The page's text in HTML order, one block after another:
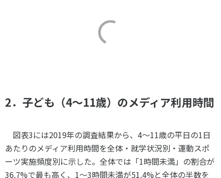
2．子ども（4～11歳）のメディア利用時間
図表3には2019年の調査結果から、 4～11歳の平日の1日
あたりのメディア利用時間を全体・就学状況別・運動スポ
ーツ実施頻度別に示した。全体では「1時間未満」の割合が
36.7%で最も高く、 1～3時間未満が51.4%と全体の半数を